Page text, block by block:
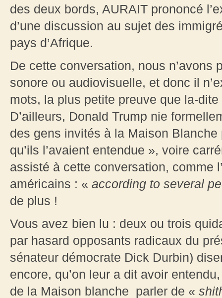
des deux bords, AURAIT prononcé
d’une discussion au sujet des
pays d’Afrique.
De cette conversation, nous n’avons
sonore ou audiovisuelle, et donc il
mots, la plus petite preuve que la-
D’ailleurs, Donald Trump nie
des gens invités à la Maison
qu’ils l’avaient entendue », voire
assisté à cette conversation, comme
américains : « according to several
de plus !
Vous avez bien lu : deux ou trois
par hasard opposants radicaux du
sénateur démocrate Dick Durbin)
encore, qu’on leur a dit avoir
de la Maison blanche parler de «